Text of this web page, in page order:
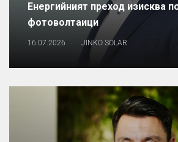
Енергийният преход изисква
фотоволтаици
16.07.2026 . JINKO SOLAR